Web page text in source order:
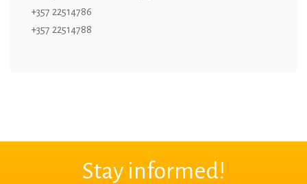
+357 22514786
+357 22514788
Stay informed!